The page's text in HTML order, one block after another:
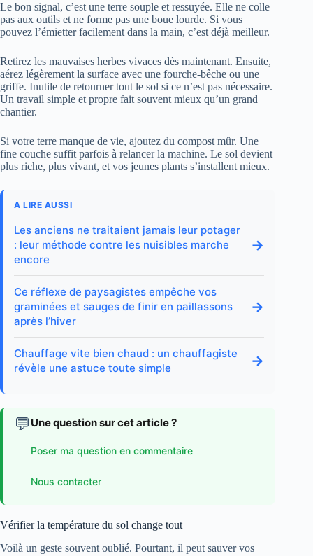
Le bon signal, c’est une terre souple et ressuyée. Elle ne colle
pas aux outils et ne forme pas une boue lourde. Si vous
pouvez l’émietter facilement dans la main, c’est déjà meilleur.
Retirez les mauvaises herbes vivaces dès maintenant. Ensuite,
aérez légèrement la surface avec une fourche-bêche ou une
griffe. Inutile de retourner tout le sol si ce n’est pas nécessaire.
Un travail simple et propre fait souvent mieux qu’un grand
chantier.
Si votre terre manque de vie, ajoutez du compost mûr. Une
fine couche suffit parfois à relancer la machine. Le sol devient
plus riche, plus vivant, et vos jeunes plants s’installent mieux.
A LIRE AUSSI
Les anciens ne traitaient jamais leur potager
: leur méthode contre les nuisibles marche
encore
→
Ce réflexe de paysagistes empêche vos
graminées et sauges de finir en paillassons
après l’hiver
→
Chauffage vite bien chaud : un chauffagiste
révèle une astuce toute simple
→
💬 Une question sur cet article ?
Poser ma question en commentaire
Nous contacter
Vérifier la température du sol change tout
Voilà un geste souvent oublié. Pourtant, il peut sauver vos